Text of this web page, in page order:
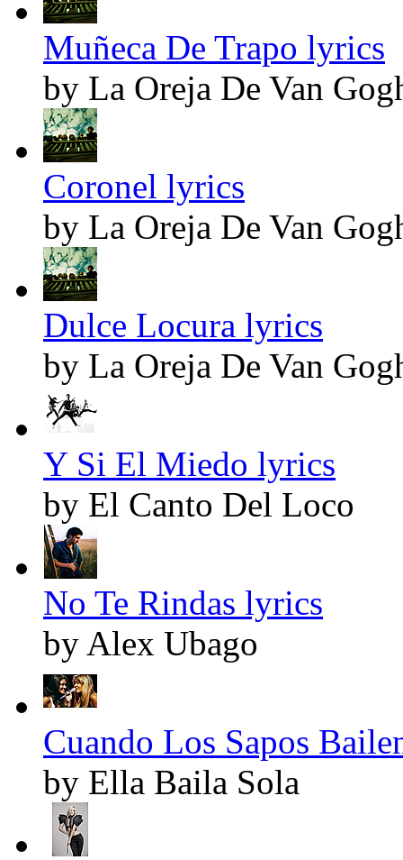
Muñeca De Trapo lyrics
by La Oreja De Van
Coronel lyrics
by La Oreja De Van
Dulce Locura lyrics
by La Oreja De Van
Y Si El Miedo lyrics
by El Canto Del Loco
No Te Rindas lyrics
by Alex Ubago
Cuando Los Sapos
by Ella Baila Sola